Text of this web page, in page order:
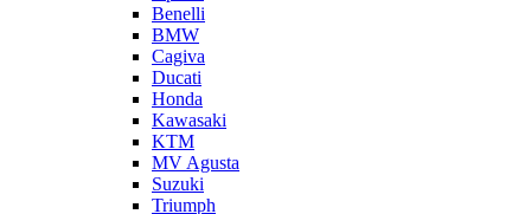
Benelli
BMW
Cagiva
Ducati
Honda
Kawasaki
KTM
MV Agusta
Suzuki
Triumph